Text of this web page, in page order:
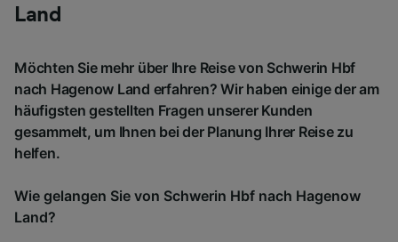
Land
Möchten Sie mehr über Ihre Reise von Schwerin Hbf
nach Hagenow Land erfahren? Wir haben einige der am
häufigsten gestellten Fragen unserer Kunden
gesammelt, um Ihnen bei der Planung Ihrer Reise zu
helfen.
Wie gelangen Sie von Schwerin Hbf nach Hagenow
Land?